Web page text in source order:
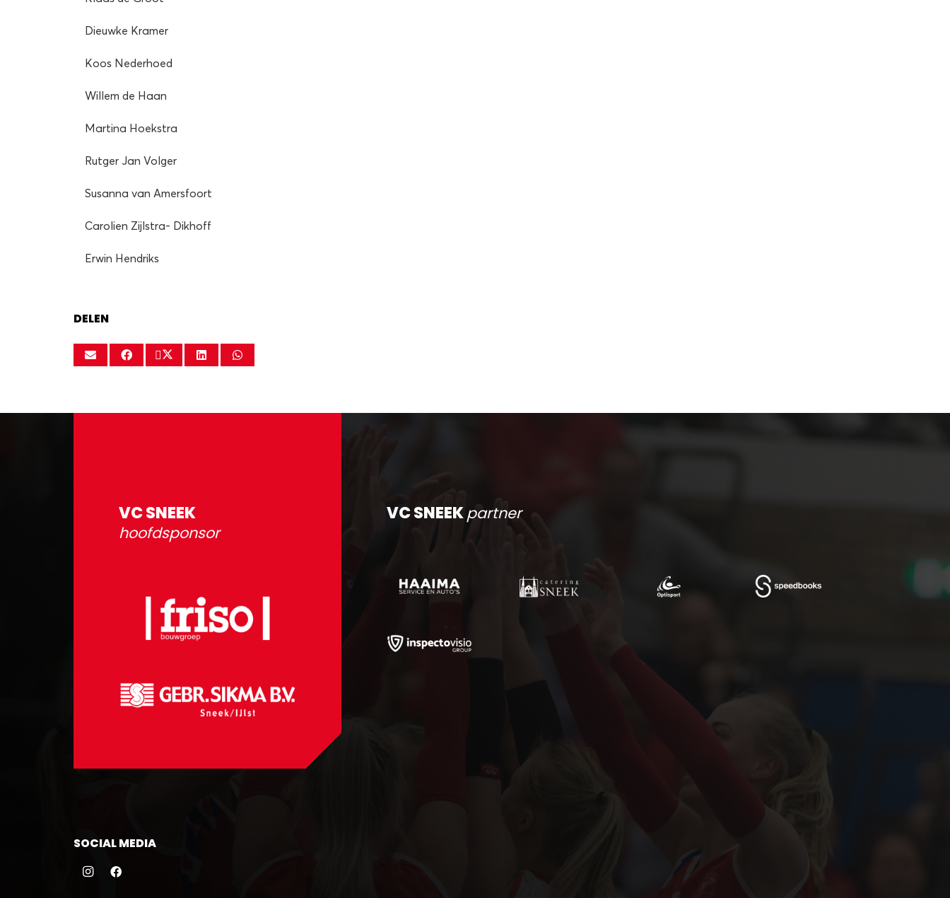
Dieuwke Kramer
Koos Nederhoed
Willem de Haan
Martina Hoekstra
Rutger Jan Volger
Susanna van Amersfoort
Carolien Zijlstra- Dikhoff
Erwin Hendriks
DELEN
VC SNEEK
hoofdsponsor
VC SNEEKpartner
SOCIAL MEDIA